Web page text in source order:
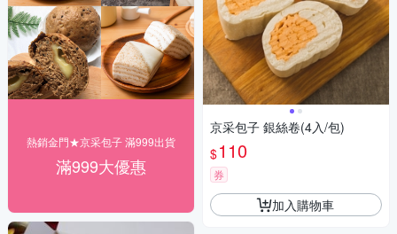
熱銷金門★京采包子 滿999出貨
滿999大優惠
京采包子 銀絲卷(4入/包)
$110
券
加入購物車